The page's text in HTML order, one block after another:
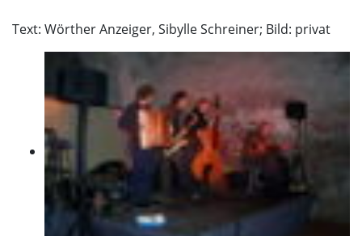
Text: Wörther Anzeiger, Sibylle Schreiner; Bild: privat